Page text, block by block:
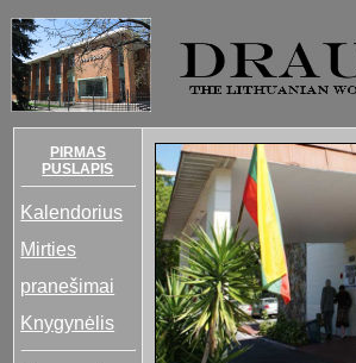
PIRMAS
PUSLAPIS
Kalendorius
Mirties
pranešimai
Knygynėlis